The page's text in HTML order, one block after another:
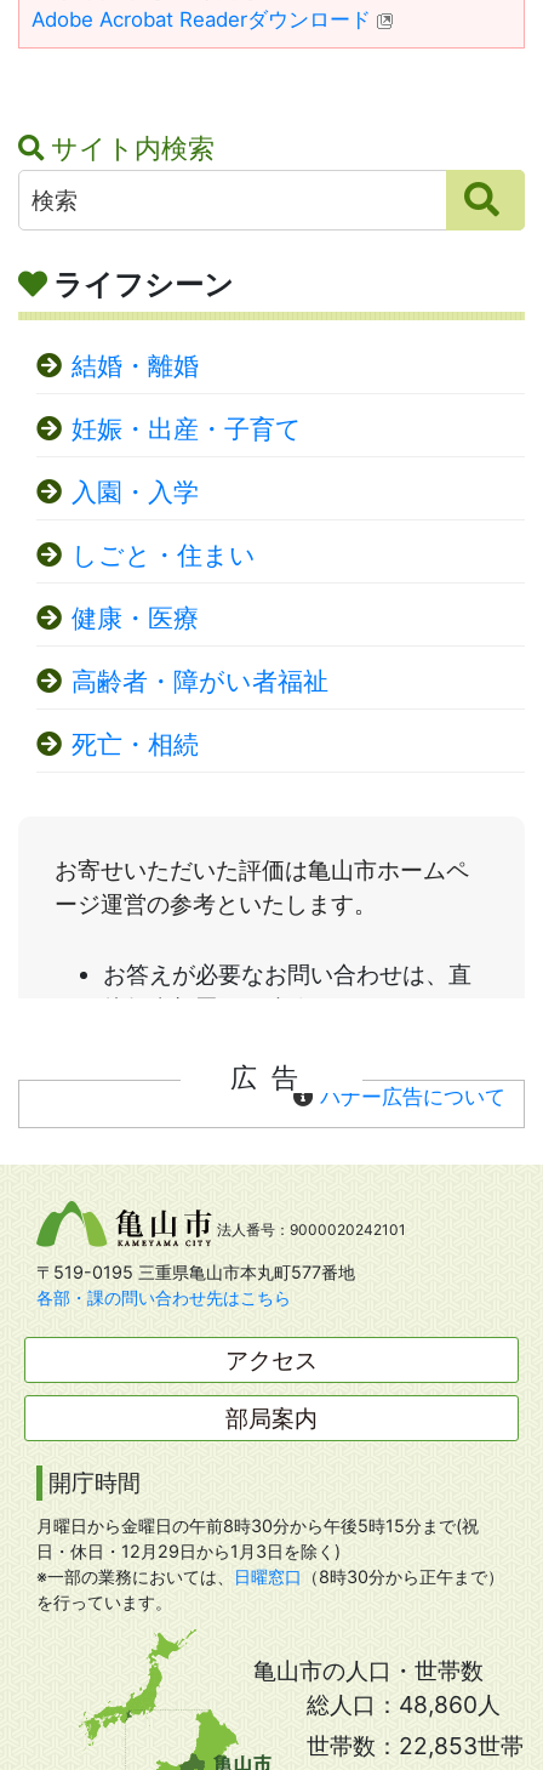
Adobe Acrobat Readerダウンロード
サイト内検索
ライフシーン
結婚・離婚
妊娠・出産・子育て
入園・入学
しごと・住まい
健康・医療
高齢者・障がい者福祉
死亡・相続
広告
バナー広告について
法人番号：9000020242101
〒519-0195 三重県亀山市本丸町577番地
各部・課の問い合わせ先はこちら
アクセス
部局案内
開庁時間
月曜日から金曜日の午前8時30分から午後5時15分まで(祝
日・休日・12月29日から1月3日を除く)
※一部の業務においては、
日曜窓口
（8時30分から正午まで）
を行っています。
亀山市の人口・世帯数
総人口： 48,860人
世帯数： 22,853世帯